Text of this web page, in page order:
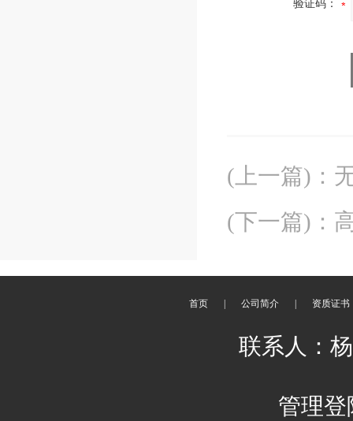
验证码：
(上一篇) ：
(下一篇) ：
首页 公司简介 资质证书
联系人：
管理登